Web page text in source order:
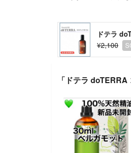
ドテラ
¥2,100
「ドテラ